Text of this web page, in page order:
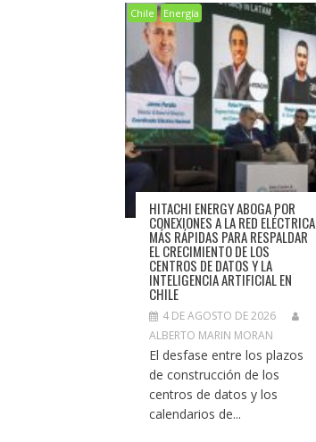
Chile Energía
HITACHI ENERGY ABOGA POR
CONEXIONES A LA RED ELÉCTRICA
MÁS RÁPIDAS PARA RESPALDAR
EL CRECIMIENTO DE LOS
CENTROS DE DATOS Y LA
INTELIGENCIA ARTIFICIAL EN
CHILE
4 DE AGOSTO DE 2026
ALBERTO MARIN MORAN
El desfase entre los plazos
de construcción de los
centros de datos y los
calendarios de...